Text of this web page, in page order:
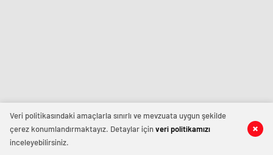
Veri politikasındaki amaçlarla sınırlı ve mevzuata uygun şekilde
çerez konumlandırmaktayız. Detaylar içinveri politikamızı
inceleyebilirsiniz.